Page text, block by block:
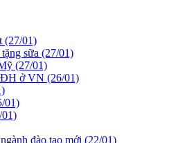
(27/01)
sữa (27/01)
(27/01)
ĐH ở VN (26/01)
01)
01)
đào tạo mới (22/01)